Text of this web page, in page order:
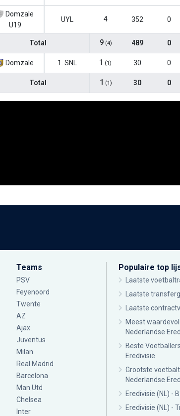
Domzale
U19
UYL 4 352 0
Total 9 (4) 489 0
Domzale 1. SNL 1 (1) 30 0
Total 1 (1) 30 0
Teams
PSV
Feyenoord
Twente
AZ
Ajax
Juventus
Milan
Real Madrid
Barcelona
Man Utd
Chelsea
Inter
Populaire top
Laatste
Laatste
Laatste
Meest
Nederlandse
Beste
Eredivisie
Grootste
Nederlandse
Eredivisie (NL) -
Eredivisie (NL) -